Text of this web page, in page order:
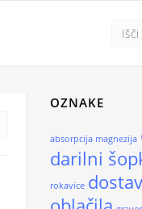
OZNAKE
absorpcija magnezija
darilni
rokavice